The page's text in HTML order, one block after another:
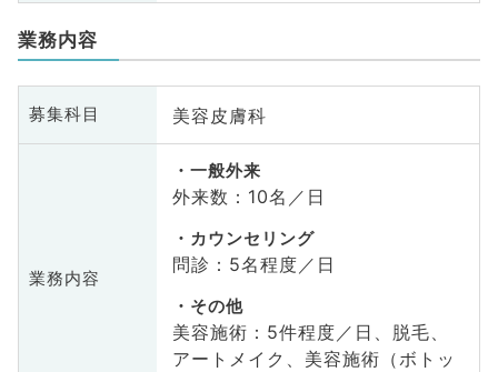
業務内容
募集科目 美容皮膚科
業務内容
一般外来
外来数：10名／日
カウンセリング
問診：5名程度／日
その他
美容施術：5件程度／日、脱毛、
アートメイク、美容施術（ボトッ